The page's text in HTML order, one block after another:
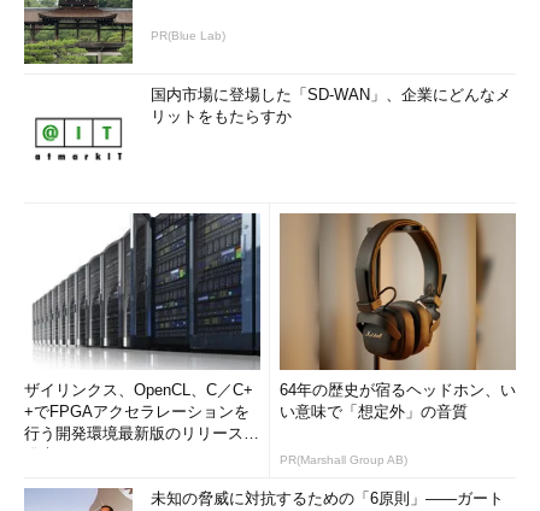
PR(Blue Lab)
国内市場に登場した「SD-WAN」、企業にどんなメ
リットをもたらすか
ザイリンクス、OpenCL、C／C+
+でFPGAアクセラレーションを
行う開発環境最新版のリリースを
64年の歴史が宿るヘッドホン、い
い意味で「想定外」の音質
PR(Marshall Group AB)
未知の脅威に対抗するための「6原則」――ガート